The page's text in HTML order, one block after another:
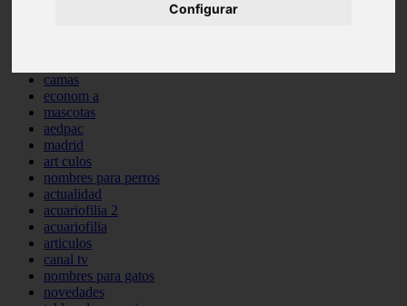
Configurar
camas
econom a
mascotas
aedpac
madrid
art culos
nombres para perros
actualidad
acuariofilia 2
acuariofilia
articulos
canal tv
nombres para gatos
novedades